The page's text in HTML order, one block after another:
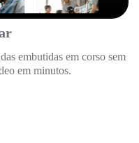
embutidas em corso sem
em minutos.